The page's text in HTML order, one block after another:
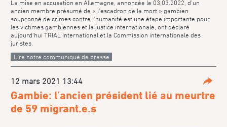
La mise en accusation en Allemagne, annoncée le 03.03.2022, d’un
ancien membre présumé de « l’escadron de la mort » gambien
soupçonné de crimes contre l’humanité est une étape importante pour
les victimes gambiennes et la justice internationale, ont déclaré
aujourd’hui TRIAL International et la Commission internationale des
juristes.
Lire notre communiqué de presse
12 mars 2021 13:44
Gambie: l’ancien président lié au meurtre
de 59 migrant.e.s